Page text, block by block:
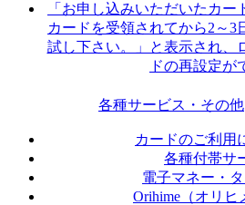
「お申し込みいただいたカ
カードを受領されてから2～3
試し下さい。」と表示され、
ドの再設定が
各種サービス・その他
カードのご利用
各種付帯サ
電子マネー・
Orihime（オリヒ